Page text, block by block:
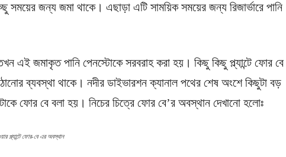
সময়ের জন্য জমা থাকে। এছাড়া এটি সাময়িক সময়ের জন্য রিজার্ভারে পানি
এই জমাকৃত পানি পেনস্টোকে সরবরাহ করা হয়। কিছু কিছু প্ল্যান্টে ফোর বে
ব্যবস্থা থাকে। নদীর ডাইভারশন ক্যানাল পথের শেষ অংশে কিছুটা বড়
ফোর বে বলা হয়। নিচের চিত্রে ফোর বে’র অবস্থান দেখানো হলোঃ
প্ল্যান্টে ফোর-বে এর অবস্থান